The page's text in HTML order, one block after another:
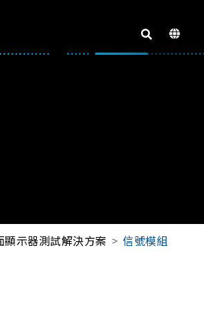
顯示器測試解決方案 信號模組